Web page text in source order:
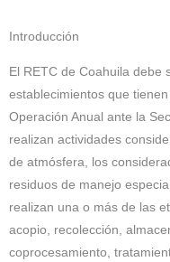
Introducción
El RETC de Coahuila debe
establecimientos que
Operación Anual ante la
realizan actividades
de atmósfera, los
residuos de manejo
realizan una o más de las
acopio, recolección,
coprocesamiento,